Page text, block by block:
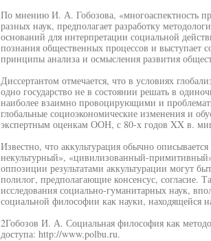
По мнению И. А. Гобозова, «многоаспектность
разных наук, предполагает разработку
оснований для интерпретации социальной
познания общественных процессов и выступает
принципы анализа и осмысления развития
Диссертантом отмечается, что в условиях
одно государство не в состоянии решать в
наиболее взаимно провоцирующими и
глобальные социоэкономические изменения и
экспертным оценкам ООН, с 80-х годов XX в.
Известно, что аккультурация обычно
некультурный», «цивилизованный-
оппозиции результатами аккультурации могут
полилог, предполагающие консенсус, согласие.
исследования социально-гуманитарных наук,
социальной философии как науки, находящейся
2Гобозов И. А. Социальная философия как
доступа: http://www.polbu.ru.